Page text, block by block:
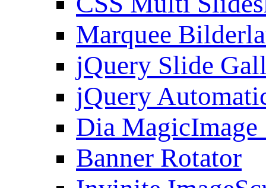
Marquee
jQuery Slide
jQuery
Dia MagicImage
Banner Rotator